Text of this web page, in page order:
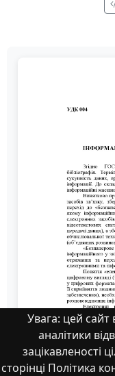
Увага: цей
аналітики
зацікавленості
сторінці Політика